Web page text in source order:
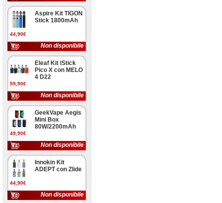
44,90€
Aspire Kit TIGON
Stick 1800mAh
Non disponibile
59,90€
Eleaf Kit iStick
Pico X con MELO
4 D22
Non disponibile
49,90€
GeekVape Aegis
Mini Box
80W/2200mAh
Non disponibile
44,90€
Innokin Kit
ADEPT con Zlide
Non disponibile